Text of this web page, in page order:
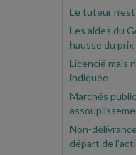
Le tuteur
Les aides du
hausse du
Licencié mais
indiquée
Marchés
Non-
départ de